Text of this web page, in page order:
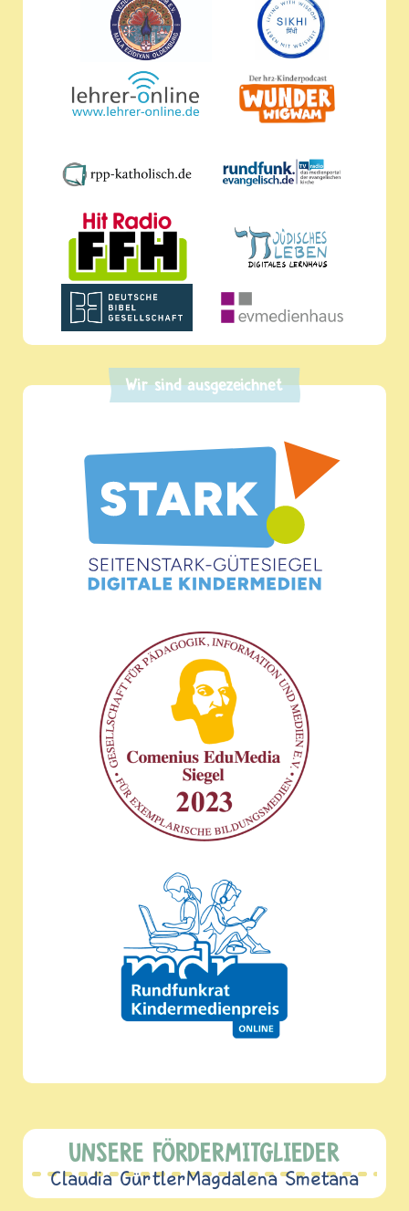
Wir sind ausgezeichnet
UNSERE FÖRDERMITGLIEDER
Claudia GürtlerMagdalena Smetana